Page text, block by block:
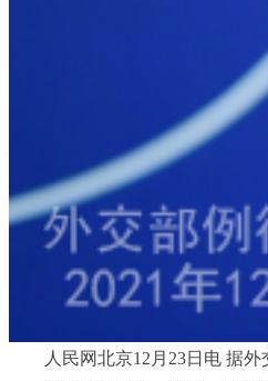
人民网北京12月23日电 据